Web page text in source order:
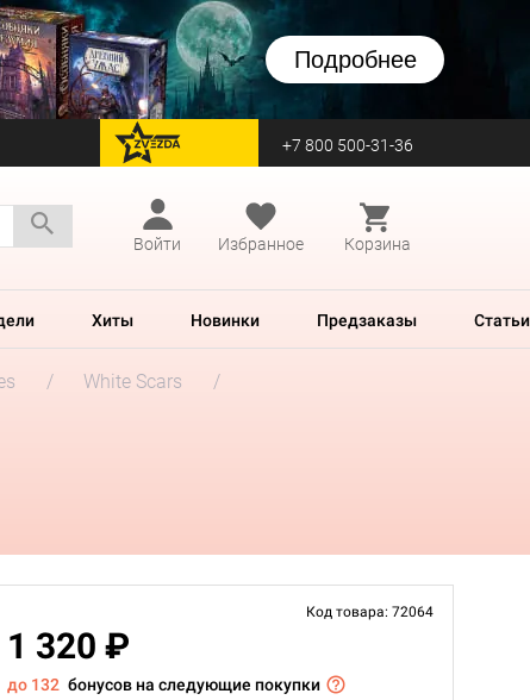
Подробнее
перейти на Zvezda +7 800 500-31-36
Войти
Избранное Корзина
Хиты Новинки Предзаказы Статьи
White Scars
Код товара: 72064
1 320 ₽
до 132 бонусов на следующие покупки